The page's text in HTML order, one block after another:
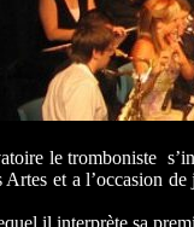
le tromboniste
et a l’occasion
il interprète sa